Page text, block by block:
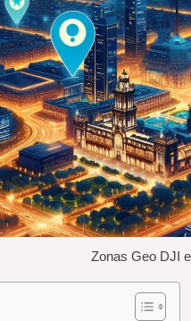
Zonas Geo DJI